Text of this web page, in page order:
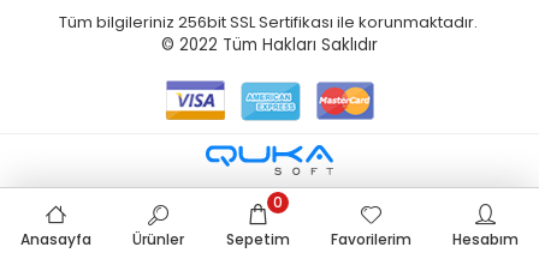
Tüm bilgileriniz 256bit SSL Sertifikası ile korunmaktadır.
© 2022 Tüm Hakları Saklıdır
Anasayfa Ürünler Sepetim
0
Favorilerim
Hesabım